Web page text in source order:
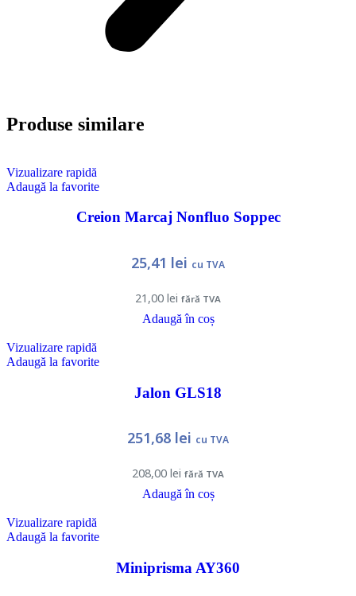
Produse similare
Vizualizare rapidă
Adaugă la favorite
Creion Marcaj Nonfluo Soppec
21,00 lei fără TVA
25,41 lei cu TVA
Adaugă în coș
Vizualizare rapidă
Adaugă la favorite
Jalon GLS18
208,00 lei fără TVA
251,68 lei cu TVA
Adaugă în coș
Vizualizare rapidă
Adaugă la favorite
Miniprisma AY360